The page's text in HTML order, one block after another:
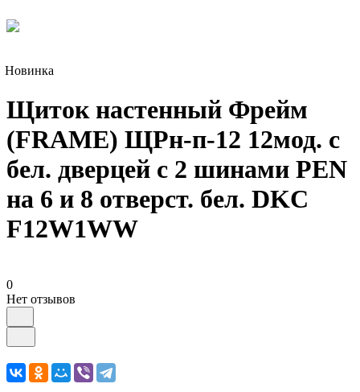
Новинка
Щиток настенный Фрейм
(FRAME) ЩРн-п-12 12мод. с
бел. дверцей с 2 шинами PEN
на 6 и 8 отверст. бел. DKC
F12W1WW
0
Нет отзывов